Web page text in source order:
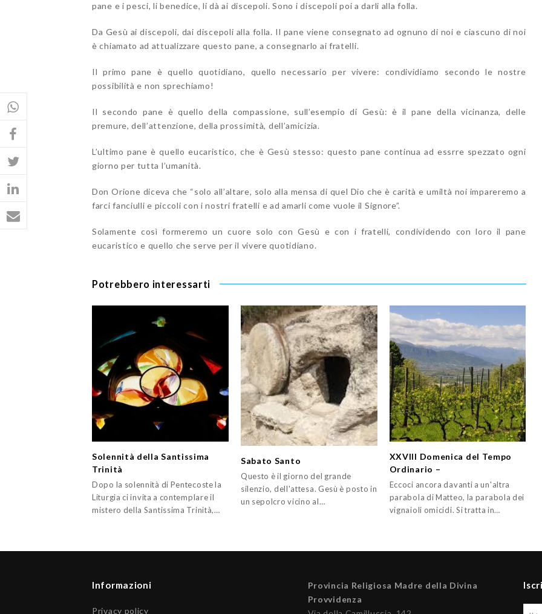
pane e i pesci, li benedice, li dà ai discepoli. Sono i discepoli poi a darli alla folla.
Da Gesù ai discepoli, dai discepoli alla folla. Il pane viene consegnato ad ognuno di noi e ciascuno di noi
è chiamato ad attualizzare questo pane, a consegnarlo ai fratelli.
Il primo pane è quello quotidiano, quello necessario per vivere: condividiamo secondo le nostre
possibilità e non sprechiamo!
Il secondo pane è quello della compassione, sull’esempio di Gesù: è il pane della vicinanza, delle
premure, dell’attenzione, della prossimità, dell’amicizia.
L’ultimo pane è quello eucaristico, che è Gesù stesso: questo pane continua ad essrre spezzato ogni
giorno per tutta l’umanità.
Don Orione diceva che “solo all’altare, solo alla mensa di quel Dio che è carità e umiltà noi impareremo a
farci fanciulli e piccoli con i nostri fratelli e ad amarli come vuole il Signore”.
Solamente così formeremo un cuore solo con Gesù e con i fratelli, condividendo con loro il pane
eucaristico e quello che serve per il vivere quotidiano.
Potrebbero interessarti
Solennità della Santissima
Trinità
Dopo la solennità di Pentecoste la
Liturgia ci invita a contemplare il
mistero della Santissima Trinità,…
Sabato Santo
Questo è il giorno del grande
silenzio, dell'attesa. Gesù è posto in
un sepolcro vicino al…
XXVIII Domenica del Tempo
Ordinario –
Eccoci ancora davanti a un'altra
parabola di Matteo, la parabola dei
vignaioli omicidi. Si tratta in…
Informazioni
Privacy policy
Provincia Religiosa Madre della Divina
Provvidenza